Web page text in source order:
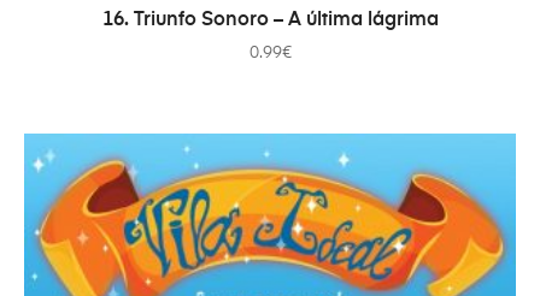
AÑADIR AL CARRITO
16. Triunfo Sonoro – A última lágrima
0.99€